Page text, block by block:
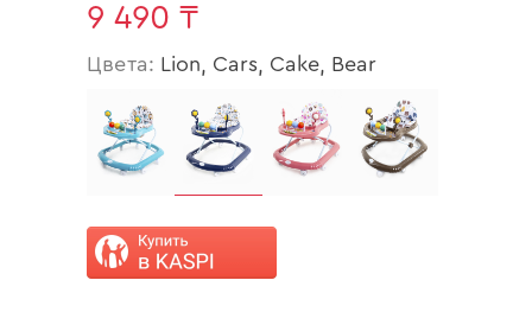
9 490 ₸
Цвета: Lion, Cars, Cake, Bear